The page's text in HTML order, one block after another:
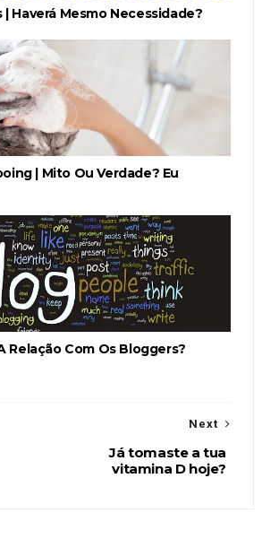
| Haverá Mesmo Necessidade?
| Mito Ou Verdade? Eu
Relação Com Os Bloggers?
Next
Já tomaste a tua
vitamina D hoje?